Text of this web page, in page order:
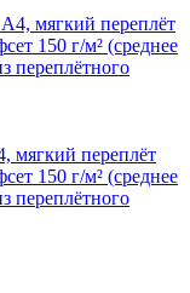
мягкий переплёт
150 г/м² (среднее
переплётного